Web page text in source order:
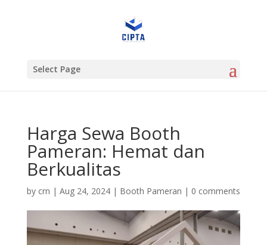
Select Page
Harga Sewa Booth
Pameran: Hemat dan
Berkualitas
by crn | Aug 24, 2024| Booth Pameran | 0 comments